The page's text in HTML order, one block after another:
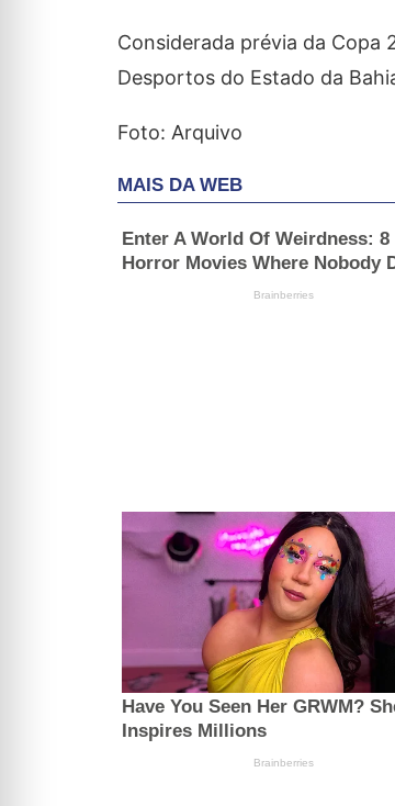
Considerada prévia da Copa
Desportos do Estado da
Foto: Arquivo